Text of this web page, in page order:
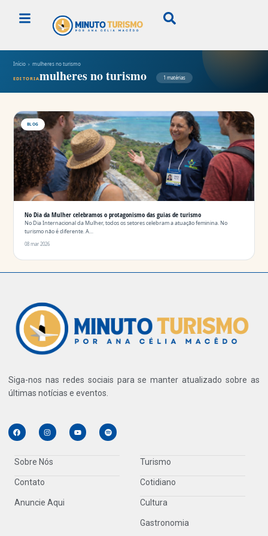
Início › mulheres no turismo
EDITORIAmulheres no turismo 1 matérias
BLOG
No Dia da Mulher celebramos o protagonismo das guias de turismo
No Dia Internacional da Mulher, todos os setores celebram a atuação feminina. No
turismo não é diferente. A…
08 mar 2026
Siga-nos nas redes sociais para se manter atualizado sobre as
últimas notícias e eventos.
Sobre Nós
Contato
Anuncie Aqui
Turismo
Cotidiano
Cultura
Gastronomia